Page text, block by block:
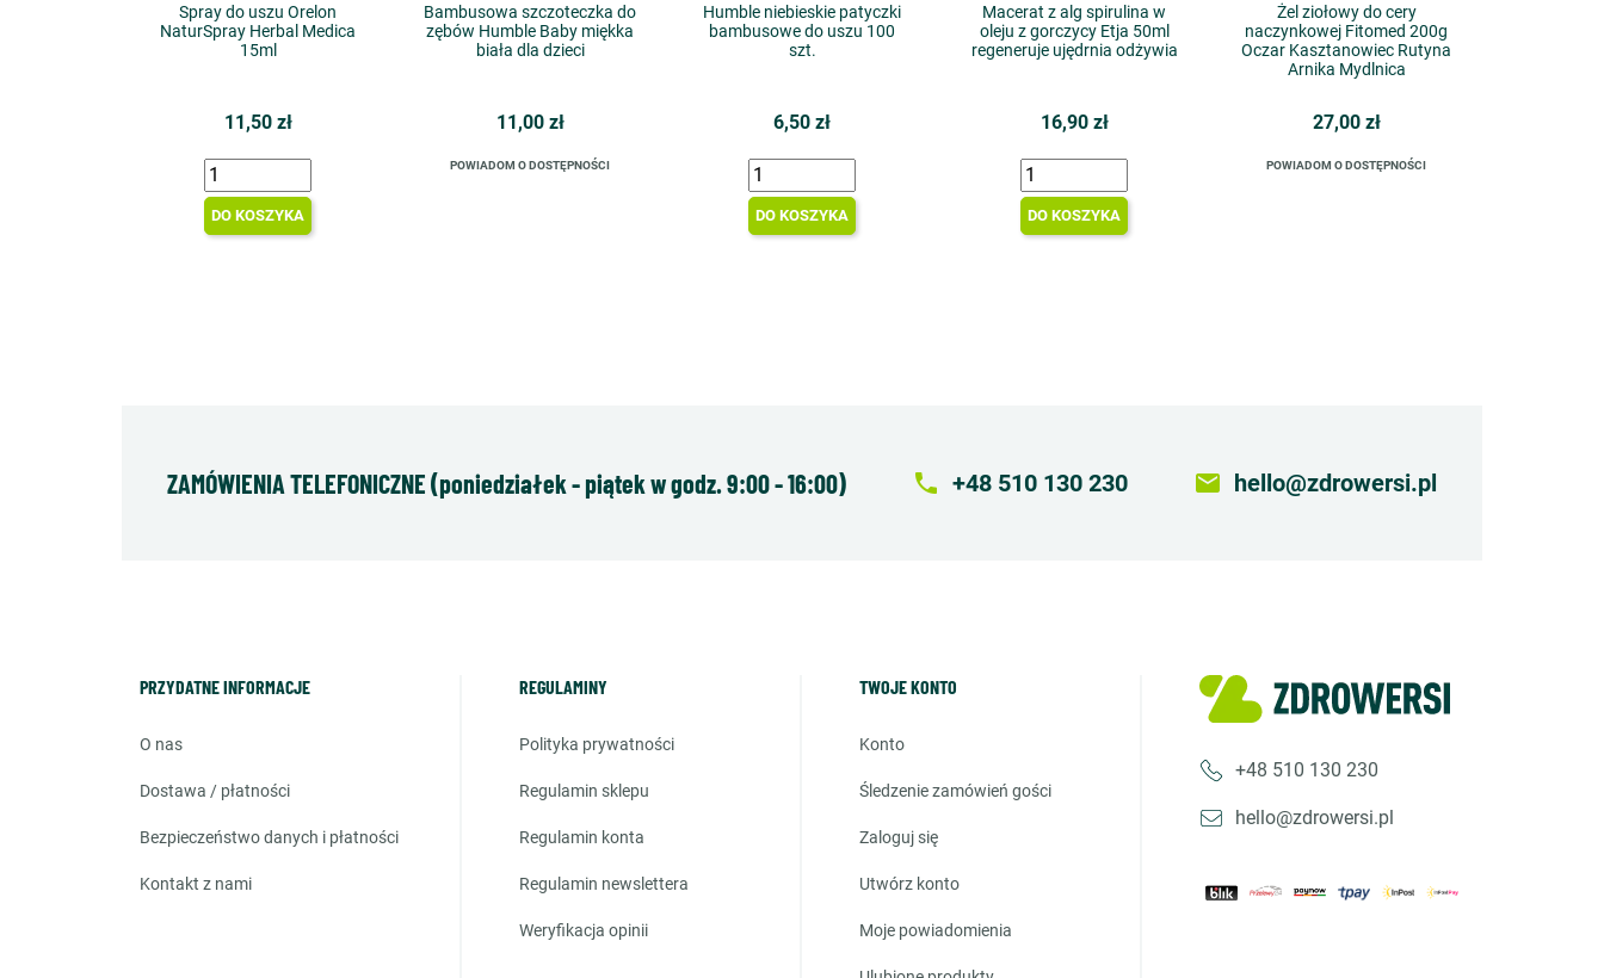
Spray do uszu Orelon
NaturSpray Herbal Medica
15ml
11,50 zł
DO KOSZYKA
Bambusowa szczoteczka do
zębów Humble Baby miękka
biała dla dzieci
11,00 zł
POWIADOM O DOSTĘPNOŚCI
Humble niebieskie patyczki
bambusowe do uszu 100
szt.
6,50 zł
DO KOSZYKA
Macerat z alg spirulina w
oleju z gorczycy Etja 50ml
regeneruje ujędrnia odżywia
16,90 zł
DO KOSZYKA
Żel ziołowy do cery
naczynkowej Fitomed 200g
Oczar Kasztanowiec Rutyna
Arnika Mydlnica
27,00 zł
POWIADOM O DOSTĘPNOŚCI
ZAMÓWIENIA TELEFONICZNE (poniedziałek - piątek w godz. 9:00 - 16:00) local_phone +48 510 130 230 email hello@zdrowersi.pl
PRZYDATNE INFORMACJE
o nas
dostawa / płatności
bezpieczeństwo danych i płatności
kontakt z nami
REGULAMINY
polityka prywatności
regulamin sklepu
regulamin konta
regulamin newslettera
weryfikacja opinii
TWOJE KONTO
konto
śledzenie zamówień gości
zaloguj się
utwórz konto
moje powiadomienia
+48 510 130 230
hello@zdrowersi.pl